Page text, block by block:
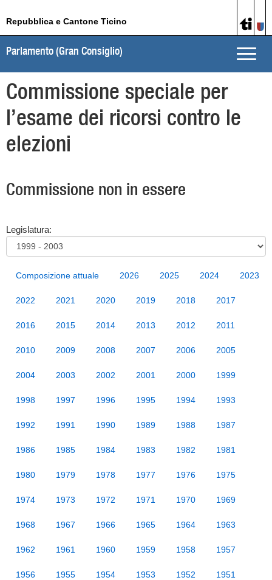
Repubblica e Cantone Ticino
Toggle
Parlamento (Gran Consiglio)
Commissione speciale per
l’esame dei ricorsi contro le
elezioni
Commissione non in essere
Legislatura:
Composizione attuale 2026 2025 2024 2023
2022 2021 2020 2019 2018 2017
2016 2015 2014 2013 2012 2011
2010 2009 2008 2007 2006 2005
2004 2003 2002 2001 2000 1999
1998 1997 1996 1995 1994 1993
1992 1991 1990 1989 1988 1987
1986 1985 1984 1983 1982 1981
1980 1979 1978 1977 1976 1975
1974 1973 1972 1971 1970 1969
1968 1967 1966 1965 1964 1963
1962 1961 1960 1959 1958 1957
1956 1955 1954 1953 1952 1951